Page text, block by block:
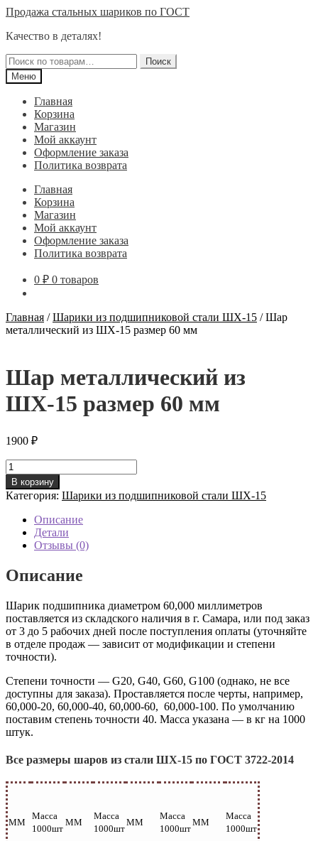
Перейти
навигации
Перейти
содержимому
Продажа стальных шариков по ГОСТ
Качество в деталях!
Искать:
Поиск
Меню
Главная
Корзина
Магазин
Мой аккаунт
Оформление заказа
Политика возврата
Главная
Корзина
Магазин
Мой аккаунт
Оформление заказа
Политика возврата
0 ₽ 0 товаров
Главная /Шарики из подшипниковой стали ШХ-15 /Шар
металлический из ШХ-15 размер 60 мм
Шар металлический из
ШХ-15 размер 60 мм
1900 ₽
Количество
товара
Шар
металлический
ШХ-15
размер
мм
В корзину
Категория: Шарики из подшипниковой стали ШХ-15
Описание
Детали
Отзывы (0)
Описание
Шарик подшипника диаметром 60,000 миллиметров
поставляется из складского наличия в г. Самара, или под заказ
от 3 до 5 рабочих дней после поступления оплаты (уточняйте
в отделе продаж — зависит от модификации и степени
точности).
Степени точности — G20, G40, G60, G100 (однако, не все
доступны для заказа). Проставляется после черты, например,
60,000-20, 60,000-40, 60,000-60, 60,000-100. По умолчанию
поставим степень точности 40. Масса указана — в кг на 1000
штук.
Все размеры шаров из стали ШХ-15 по ГОСТ 3722-2014
ММ
Масса
1000шт
ММ
Масса
1000шт
ММ
Масса
1000шт
ММ
Масса
1000шт